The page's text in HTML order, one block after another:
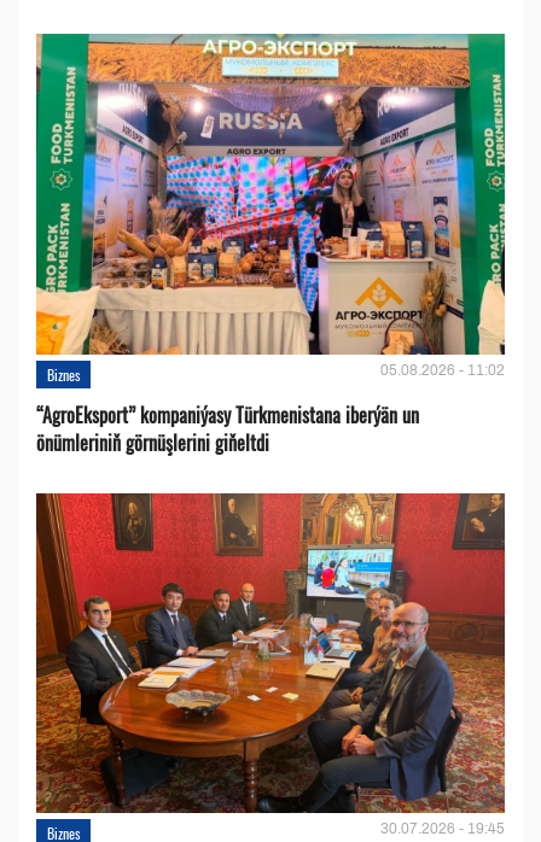
Biznes 05.08.2026 - 11:02
“AgroEksport” kompaniýasy Türkmenistana iberýän un
önümleriniň görnüşlerini giňeltdi
Biznes 30.07.2026 - 19:45